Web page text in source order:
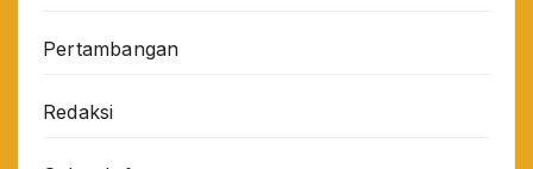
Pertambangan
Redaksi